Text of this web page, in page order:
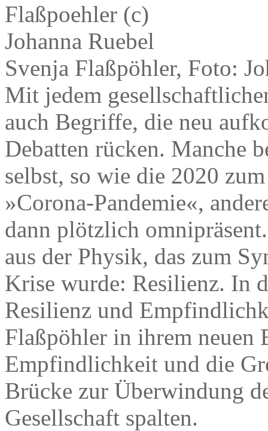
Svenja Flaßpöhler, Foto:
Mit jedem
auch Begriffe, die neu
Debatten rücken. Manche
selbst, so wie die 2020
»Corona-Pandemie«,
dann plötzlich
aus der Physik, das zum
Krise wurde: Resilienz. In
Resilienz und
Flaßpöhler in ihrem neuen
Empfindlichkeit und die
Brücke zur Überwindung
Gesellschaft spalten.